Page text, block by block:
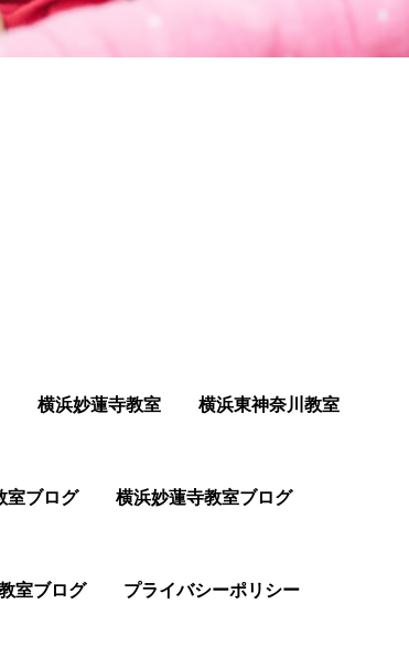
横浜妙蓮寺教室 横浜東神奈川教室
室ブログ 横浜妙蓮寺教室ブログ
室ブログ プライバシーポリシー